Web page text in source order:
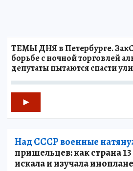
ТЕМЫ ДНЯ в Петербурге. ЗакС
борьбе с ночной торговлей
депутаты пытаются спасти
Над СССР военные
пришельцев: как страна
искала и изучала